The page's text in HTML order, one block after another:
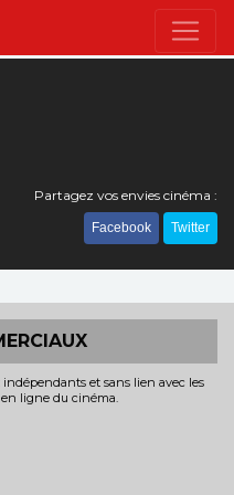
Partagez vos envies cinéma :
Facebook Twitter
et sans lien avec les
ligne du cinéma.